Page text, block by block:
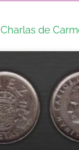
Charlas de